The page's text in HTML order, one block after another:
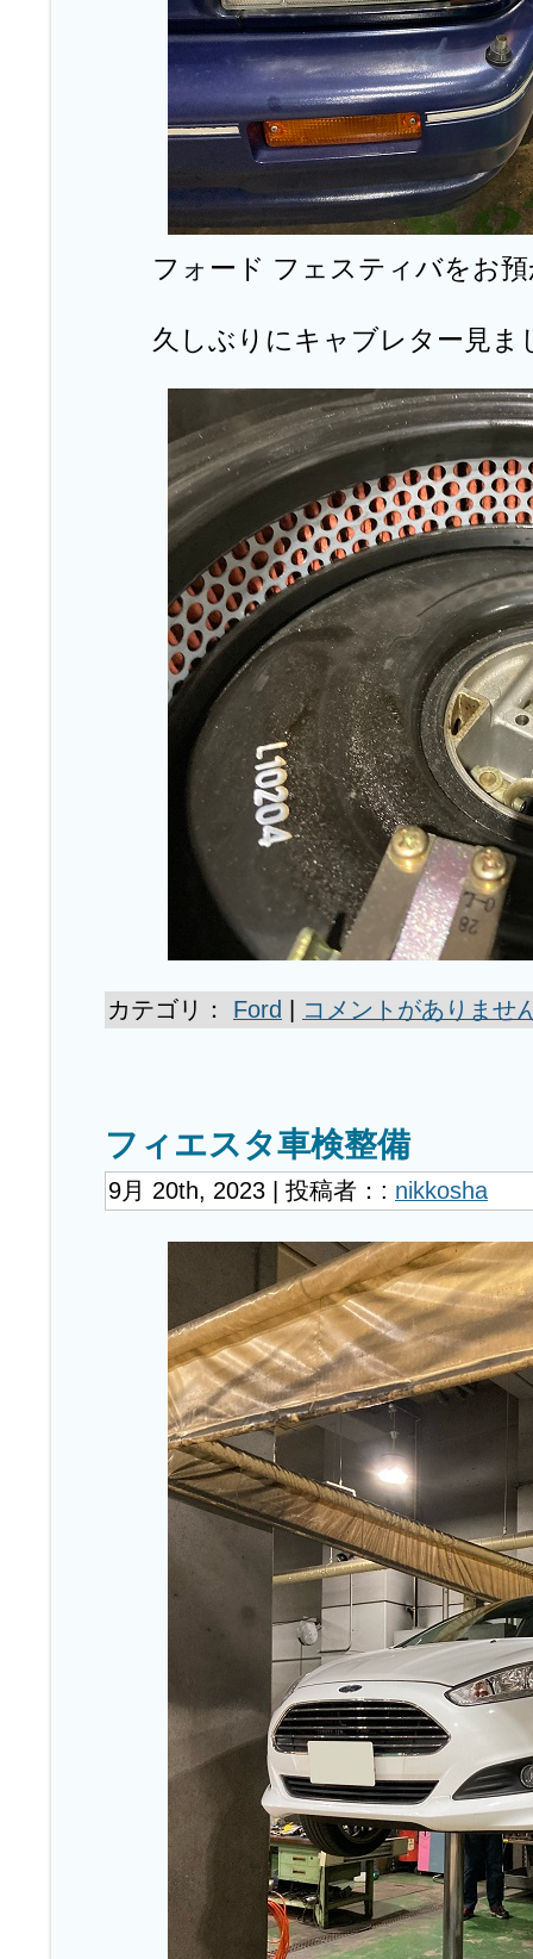
フォード フェスティバをお
久しぶりにキャブレター見ま
カテゴリ： Ford コメントがありませ
フィエスタ車検整備
9月 20th, 2023 | 投稿者：: nikkosha